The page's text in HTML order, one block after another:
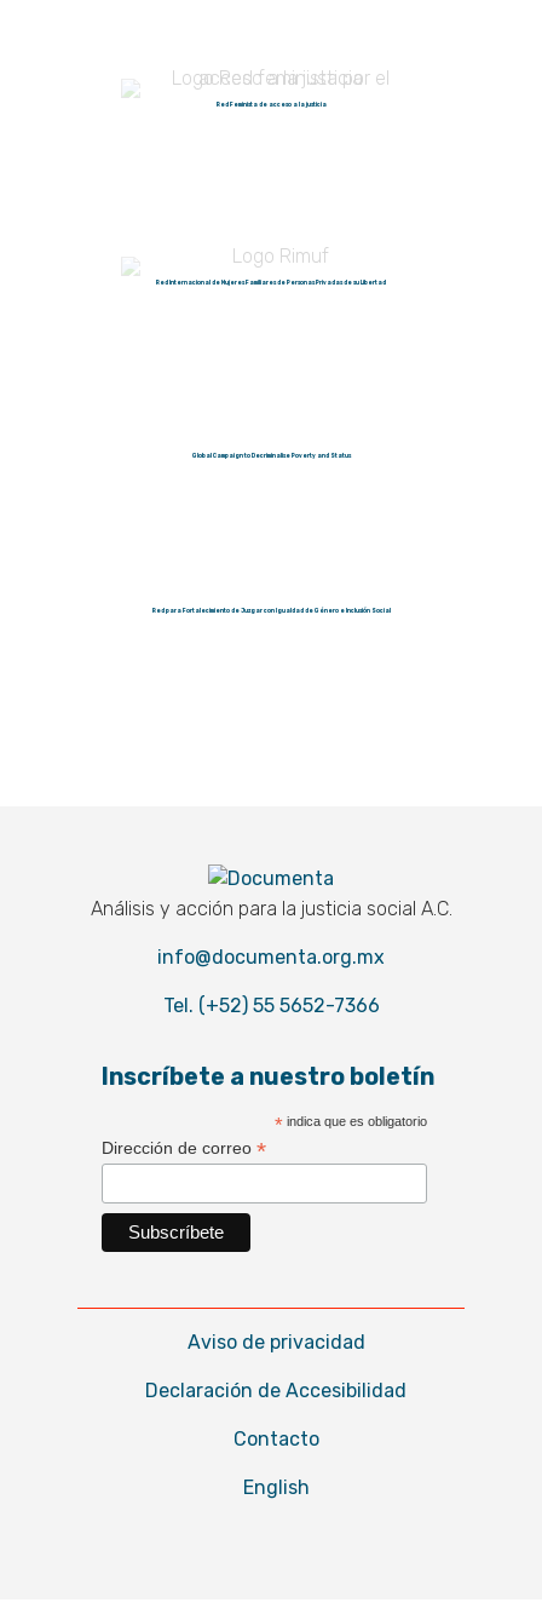
Red Feminista de acceso a la justicia
Red Internacional de Mujeres Familiares de Personas Privadas de su Libertad
Global Campaign to Decriminalise Poverty and Status
Red para Fortalecimiento de Juzgar con Igualdad de Género e Inclusión Social
Documenta
Análisis y acción para la justicia social A.C.
info@documenta.org.mx
Tel. (+52) 55 5652-7366
Inscríbete a nuestro boletín
*indica que es obligatorio
Dirección de correo *
Aviso de privacidad
Declaración de Accesibilidad
Contacto
English